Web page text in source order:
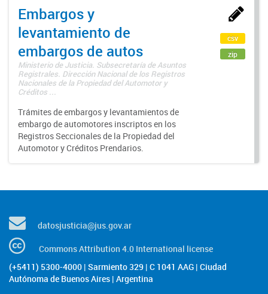
Embargos y
levantamiento de
embargos de autos
Ministerio de Justicia. Subsecretaría de Asuntos
Registrales. Dirección Nacional de los Registros
Nacionales de la Propiedad del Automotor y
Créditos ...
Trámites de embargos y levantamientos de
embargo de automotores inscriptos en los
Registros Seccionales de la Propiedad del
Automotor y Créditos Prendarios.
csv
zip
datosjusticia@jus.gov.ar
Commons Attribution 4.0 International license
(+5411) 5300-4000 | Sarmiento 329 | C 1041 AAG | Ciudad
Autónoma de Buenos Aires | Argentina